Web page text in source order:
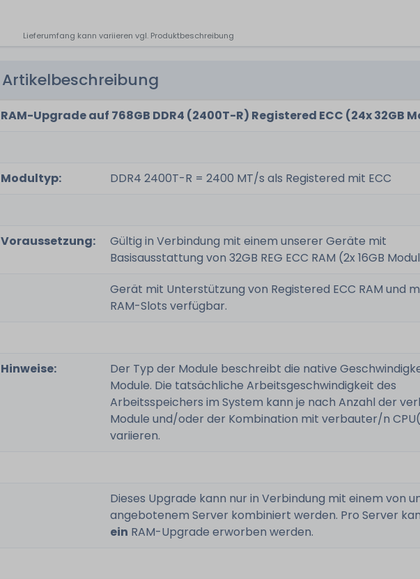
Lieferumfang kann variieren vgl. Produktbeschreibung
Artikelbeschreibung
RAM-Upgrade auf 768GB DDR4 (2400T-R) Registered ECC (24x 32GB
Modultyp: DDR4 2400T-R = 2400 MT/s als Registered mit ECC
Voraussetzung:
Gültig in Verbindung mit einem unserer Geräte mit
Basisausstattung von 32GB REG ECC RAM (2x 16GB
Gerät mit Unterstützung von Registered ECC RAM und
RAM-Slots verfügbar.
Hinweise:
Der Typ der Module beschreibt die native
Module. Die tatsächliche Arbeitsgeschwindigkeit des
Arbeitsspeichers im System kann je nach Anzahl der
Module und/oder der Kombination mit verbauter/n
variieren.
Dieses Upgrade kann nur in Verbindung mit einem von
angebotenem Server kombiniert werden. Pro Server
ein RAM-Upgrade erworben werden.